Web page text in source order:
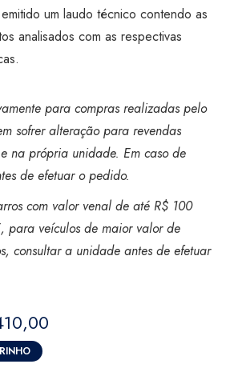
um laudo técnico contendo as
analisados com as respectivas
para compras realizadas pelo
sofrer alteração para revendas
na própria unidade. Em caso de
de efetuar o pedido.
com valor venal de até R$ 100
para veículos de maior valor de
consultar a unidade antes de efetuar